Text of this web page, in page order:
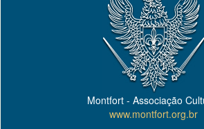
Montfort - Associação
www.montfort.org.br